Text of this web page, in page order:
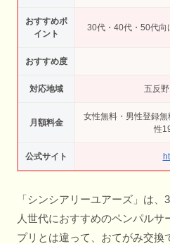
おすすめポ
イント
30代・40代・50代向
おすすめ度
対応地域 五反
月額料金
女性無料・男性登録
性
公式サイト
「シンシアリーユアーズ」は
人世代におすすめのペンパルサ
プリとは違って、おてがみ交換